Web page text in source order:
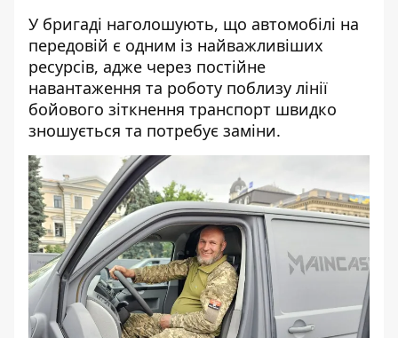
У бригаді наголошують, що автомобілі на
передовій є одним із найважливіших
ресурсів, адже через постійне
навантаження та роботу поблизу лінії
бойового зіткнення транспорт швидко
зношується та потребує заміни.